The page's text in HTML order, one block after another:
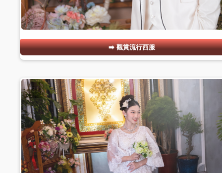
觀賞流行西服
#21